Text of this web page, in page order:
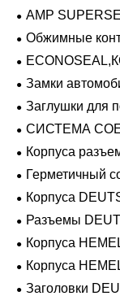
AMP
Обжимные
Замки
положения
Заглушки для
СИСТЕМА
ВКЛАДЫШ
Корпуса
Герметичный
эксплуатации
Корпуса
Разъемы
Корпуса
Корпуса
Заголовки